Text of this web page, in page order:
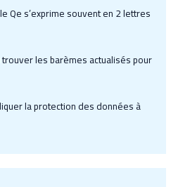
Qe s’exprime souvent en 2 lettres
trouver les barèmes actualisés pour
la protection des données à